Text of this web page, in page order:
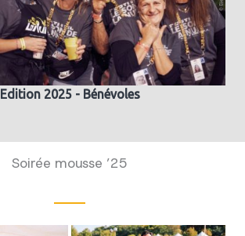
Edition 2025 - Bénévoles
Soirée mousse ’25